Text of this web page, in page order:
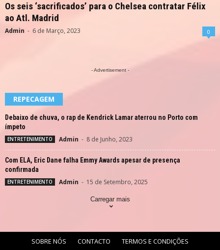
Os seis ‘sacrificados’ para o Chelsea contratar Félix
ao Atl. Madrid
Admin - 6 de Março, 2023 0
- Advertisement -
REPECAGEM
Debaixo de chuva, o rap de Kendrick Lamar aterrou no Porto com
ímpeto
ENTRETENIMENTO Admin - 8 de Junho, 2023
Com ELA, Eric Dane falha Emmy Awards apesar de presença
confirmada
ENTRETENIMENTO Admin - 15 de Setembro, 2025
Carregar mais
SOBRE NÓS CONTACTO TERMOS E CONDIÇÕES